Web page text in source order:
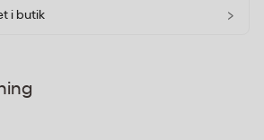
i butik ›